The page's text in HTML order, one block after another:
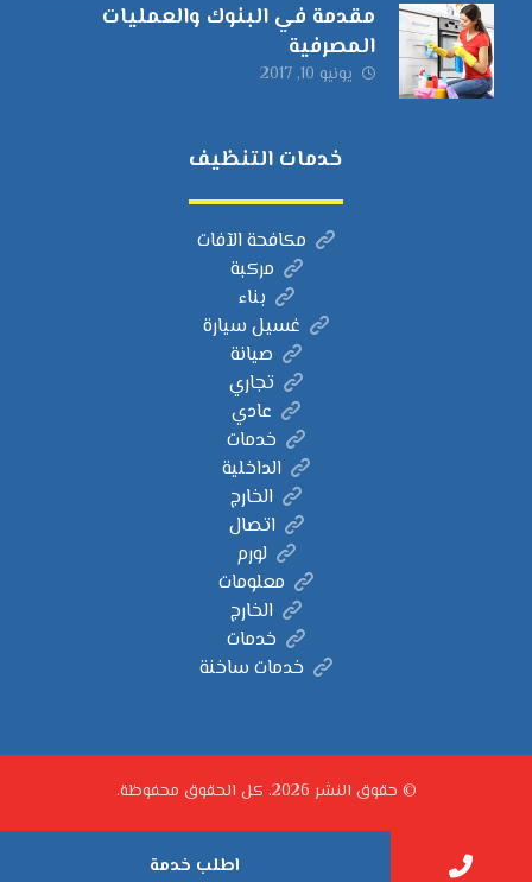
مقدمة في البنوك والعمليات
المصرفية
يونيو 10, 2017
خدمات التنظيف
مكافحة الآفات
مركبة
بناء
غسيل سيارة
صيانة
تجاري
عادي
خدمات
الداخلية
الخارج
اتصال
لورم
معلومات
الخارج
خدمات
خدمات ساخنة
© حقوق النشر 2026. كل الحقوق محفوظة.
اطلب خدمة